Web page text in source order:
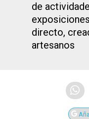
de
directo,
artesanos